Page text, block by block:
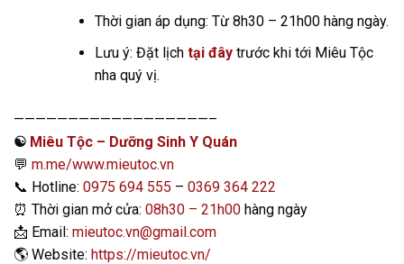
Thời gian áp dụng: Từ 8h30 – 21h00 hàng ngày.
Lưu ý: Đặt lịchtại đâytrước khi tới Miêu Tộc
nha quý vị.
——————————————————–
☯️ Miêu Tộc – Dưỡng Sinh Y Quán
💬 m.me/www.mieutoc.vn
📞 Hotline: 0975 694 555 – 0369 364 222
⏰ Thời gian mở cửa: 08h30 – 21h00 hàng ngày
📩 Email: mieutoc.vn@gmail.com
🌎 Website: https://mieutoc.vn/